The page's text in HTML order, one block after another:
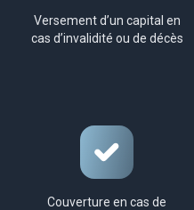
Versement d’un capital en
cas d’invalidité ou de décès
Couverture en cas de